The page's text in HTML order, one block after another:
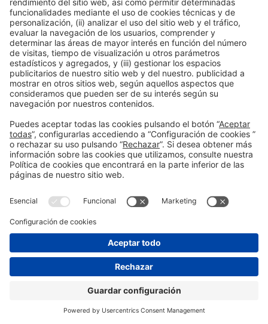
independiente, módulo auxiliar o rincón chill-out. Disponible
en colores naturales y vibrantes, combina funcionalidad,
estilo y confort con el espíritu mediterráneo de la marca.
Elparasol lateral Elioses un sistema de sombra
diseñado para ofrecer máxima cobertura sin un mástil
central, ideal para zonas poolside, chill‑out o exteriores
contract sofisticados. Su estructura en aluminio con
acabado madera, fabricada en España por Ambiazza,
combina ligereza, resistencia climática y estética cálida.
Instagram?